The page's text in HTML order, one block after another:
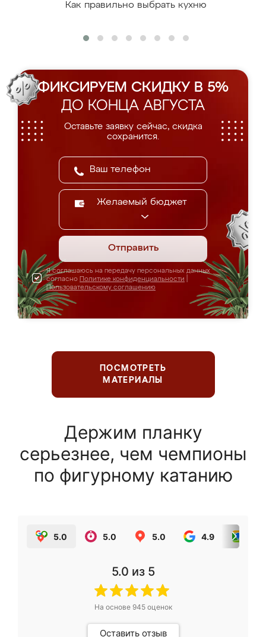
Как правильно выбрать кухню
ФИКСИРУЕМ СКИДКУ В 5%
ДО КОНЦА АВГУСТА
Оставьте заявку сейчас, скидка
сохранится.
Желаемый бюджет
Отправить
Я соглашаюсь на передачу персональных данных
согласно Политике конфиденциальности
Пользовательскому соглашению
ПОСМОТРЕТЬ
МАТЕРИАЛЫ
Держим планку
серьезнее, чем чемпионы
по фигурному катанию
5.0 5.0 5.0 4.9
5.0 из 5
На основе 945оценок
Оставить отзыв